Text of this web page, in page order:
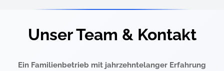
Unser Team & Kontakt
Ein Familienbetrieb mit jahrzehntelanger Erfahrung